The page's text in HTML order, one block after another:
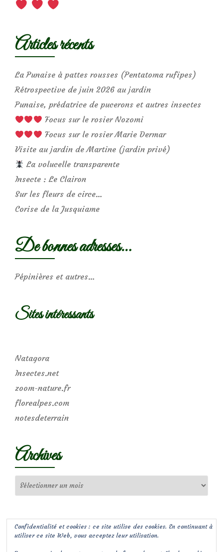
Articles récents
La Punaise à pattes rousses (Pentatoma rufipes)
Rétrospective de juin 2026 au jardin
Punaise, prédatrice de pucerons et autres insectes
Focus sur le rosier Nozomi
Focus sur le rosier Marie Dermar
Visite au jardin de Martine (jardin privé)
La volucelle transparente
Insecte : Le Clairon
Sur les fleurs de circe…
Corise de la Jusquiame
De bonnes adresses…
Pépinières et autres…
Sites intéressants
Natagora
Insectes.net
zoom-nature.fr
florealpes.com
notesdeterrain
Archives
Confidentialité et cookies : ce site utilise des cookies. En continuant à
utiliser ce site Web, vous acceptez leur utilisation.